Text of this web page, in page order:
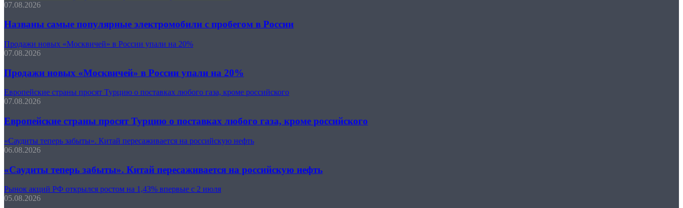
07.08.2026
Названы самые популярные электромобили с пробегом в России
Продажи новых «Москвичей» в России упали на 20%
07.08.2026
Продажи новых «Москвичей» в России упали на 20%
Европейские страны просят Турцию о поставках любого газа, кроме российского
07.08.2026
Европейские страны просят Турцию о поставках любого газа, кроме российского
«Саудиты теперь забыты». Китай пересаживается на российскую нефть
06.08.2026
«Саудиты теперь забыты». Китай пересаживается на российскую нефть
Рынок акций РФ открылся ростом на 1,43% впервые с 2 июля
05.08.2026